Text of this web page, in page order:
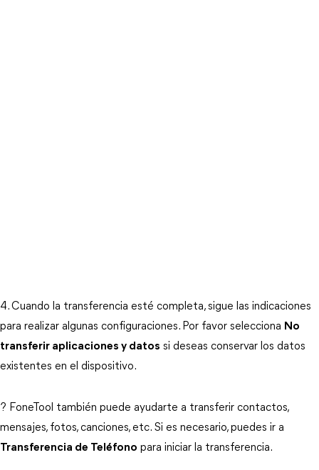
4. Cuando la transferencia esté completa, sigue las indicaciones
para realizar algunas configuraciones. Por favor selecciona No
transferir aplicaciones y datos si deseas conservar los datos
existentes en el dispositivo.
? FoneTool también puede ayudarte a transferir contactos,
mensajes, fotos, canciones, etc. Si es necesario, puedes ir a
Transferencia de Teléfono para iniciar la transferencia.